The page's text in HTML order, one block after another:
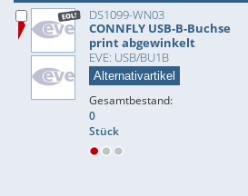
DS1099-WN03
CONNFLY USB-B-Buchse
print abgewinkelt
EVE: USB/BU1B
Alternativartikel
Gesamtbestand:
0
Stück